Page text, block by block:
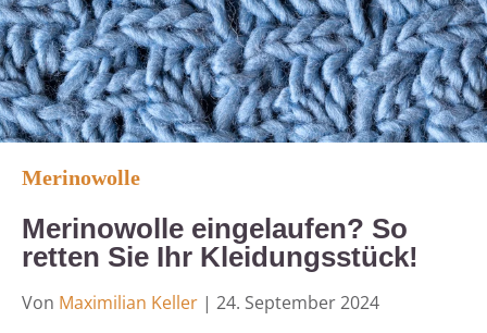
Merinowolle
Merinowolle eingelaufen? So
retten Sie Ihr Kleidungsstück!
Von Maximilian Keller | 24. September 2024